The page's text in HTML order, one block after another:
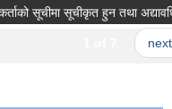
सूचीमा सूचीकृत हुन तथा
next ›